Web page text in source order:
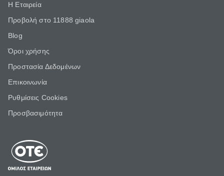
Η Εταιρεία
Προβολή στο 11888 giaola
Blog
Όροι χρήσης
Προστασία Δεδομένων
Επικοινωνία
Ρυθμίσεις Cookies
Προσβασιμότητα